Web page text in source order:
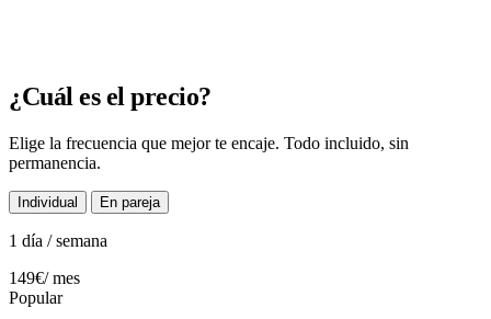
¿Cuál es el precio?
Elige la frecuencia que mejor te encaje. Todo incluido, sin
permanencia.
Individual En pareja
1 día / semana
149€/ mes
Popular